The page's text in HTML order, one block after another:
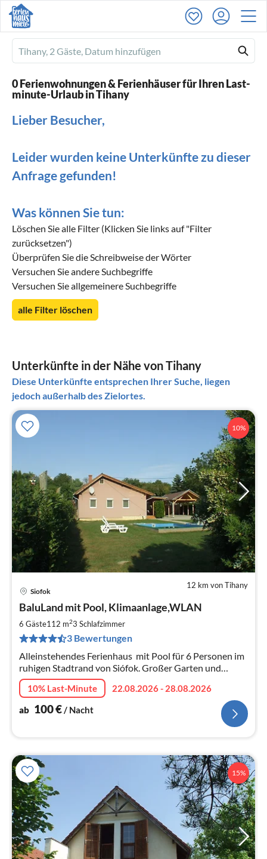
Ferienhausmiete
logo
0 Ferienwohnungen & Ferienhäuser für Ihren Last-
minute-Urlaub in Tihany
Lieber Besucher,
Leider wurden keine Unterkünfte zu dieser
Anfrage gefunden!
Was können Sie tun:
Löschen Sie alle Filter (Klicken Sie links auf "Filter
zurücksetzen")
Überprüfen Sie die Schreibweise der Wörter
Versuchen Sie andere Suchbegriffe
Versuchen Sie allgemeinere Suchbegriffe
alle Filter löschen
Unterkünfte in der Nähe von Tihany
Diese Unterkünfte entsprechen Ihrer Suche, liegen
jedoch außerhalb des Zielortes.
10%
12 km von Tihany
Siofok
BaluLand mit Pool, Klimaanlage,WLAN
6 Gäste112 m23 Schlafzimmer
3 Bewertungen
Alleinstehendes Ferienhaus mit Pool für 6 Personen im
ruhigen Stadtrand von Siófok. Großer Garten und
Terrasse, Parkplatz, Klimaanlage, Internet.
10% Last-Minute
22.08.2026 - 28.08.2026
ab 100€/ Nacht
15%